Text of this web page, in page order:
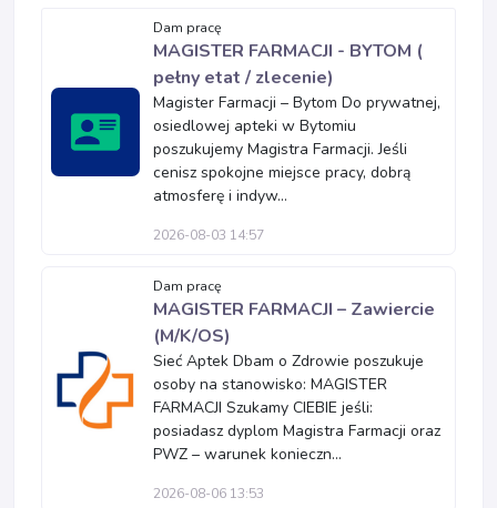
Dam pracę
MAGISTER FARMACJI - BYTOM (
pełny etat / zlecenie)
Magister Farmacji – Bytom Do prywatnej,
osiedlowej apteki w Bytomiu
poszukujemy Magistra Farmacji. Jeśli
cenisz spokojne miejsce pracy, dobrą
atmosferę i indyw...
2026-08-03 14:57
Dam pracę
MAGISTER FARMACJI – Zawiercie
(M/K/OS)
Sieć Aptek Dbam o Zdrowie poszukuje
osoby na stanowisko: MAGISTER
FARMACJI Szukamy CIEBIE jeśli:
posiadasz dyplom Magistra Farmacji oraz
PWZ – warunek konieczn...
2026-08-06 13:53